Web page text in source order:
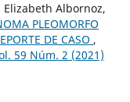
Elizabeth Albornoz,
PLEOMORFO
DE CASO ,
59 Núm. 2 (2021)